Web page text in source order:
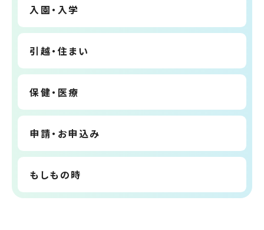
入園・入学
引越・住まい
保健・医療
申請・お申込み
もしもの時